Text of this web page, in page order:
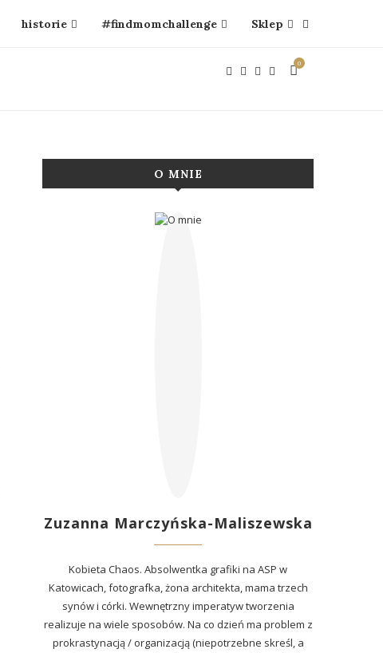
historie #findmomchallenge Sklep
0
O MNIE
Zuzanna Marczyńska-Maliszewska
Kobieta Chaos. Absolwentka grafiki na ASP w
Katowicach, fotografka, żona architekta, mama trzech
synów i córki. Wewnętrzny imperatyw tworzenia
realizuje na wiele sposobów. Na co dzień ma problem z
prokrastynacją / organizacją (niepotrzebne skreśl, a